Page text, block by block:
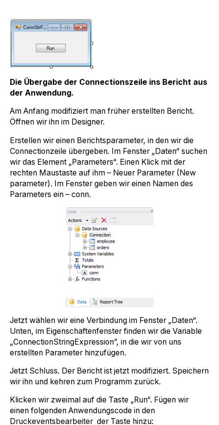
Die Übergabe der Connectionszeile ins Bericht aus
der Anwendung.
Am Anfang modifiziert man früher erstellten Bericht.
Öffnen wir ihn im Designer.
Erstellen wir einen Berichtsparameter, in den wir die
Connectionzeile übergeben. Im Fenster „Daten“ suchen
wir das Element „Parameters“. Einen Klick mit der
rechten Maustaste auf ihm – Neuer Parameter (New
parameter). Im Fenster geben wir einen Namen des
Parameters ein – conn.
Jetzt wählen wir eine Verbindung im Fenster „Daten“.
Unten, im Eigenschaftenfenster finden wir die Variable
„ConnectionStringExpression”, in die wir von uns
erstellten Parameter hinzufügen.
Jetzt Schluss. Der Bericht ist jetzt modifiziert. Speichern
wir ihn und kehren zum Programm zurück.
Klicken wir zweimal auf die Taste „Run“. Fügen wir
einen folgenden Anwendungscode in den
Druckeventsbearbeiter der Taste hinzu: